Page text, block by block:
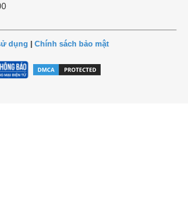
dụng | Chính sách bảo mật